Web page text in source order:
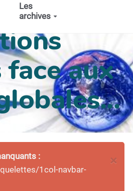
Les
archives
aux
×
:
1col-navbar-